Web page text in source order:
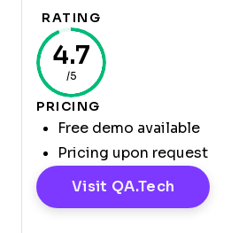
RATING
4.7
/5
PRICING
Free demo available
Pricing upon request
Visit QA.tech Opens